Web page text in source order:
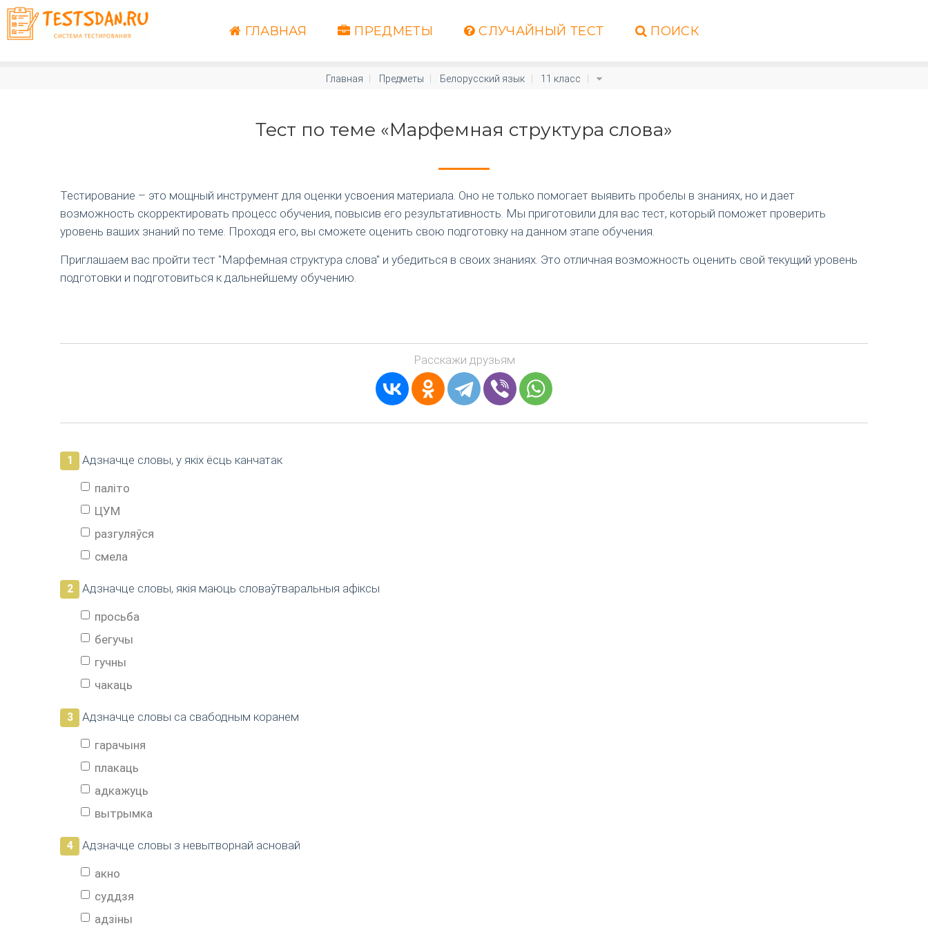
ГЛАВНАЯ ПРЕДМЕТЫ СЛУЧАЙНЫЙ ТЕСТ ПОИСК
Главная Предметы Белорусский язык 11 класс
Тест по теме «Марфемная структура слова»
Тестирование – это мощный инструмент для оценки усвоения материала. Оно не только помогает выявить пробелы в знаниях, но и дает
возможность скорректировать процесс обучения, повысив его результативность. Мы приготовили для вас тест, который поможет проверить
уровень ваших знаний по теме. Проходя его, вы сможете оценить свою подготовку на данном этапе обучения.
Приглашаем вас пройти тест "Марфемная структура слова" и убедиться в своих знаниях. Это отличная возможность оценить свой текущий уровень
подготовки и подготовиться к дальнейшему обучению.
Расскажи друзьям
1 Адзначце словы, у якіх ёсць канчатак
паліто
ЦУМ
разгуляўся
смела
2 Адзначце словы, якія маюць словаўтваральныя афіксы
просьба
бегучы
гучны
чакаць
3 Адзначце словы са свабодным коранем
гарачыня
плакаць
адкажуць
вытрымка
4 Адзначце словы з невытворнай асновай
акно
суддзя
адзіны